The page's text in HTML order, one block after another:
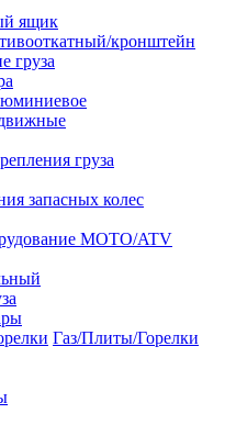
ящик
кронштейн
груза
груза
запасных колес
MOTO/ATV
Газ/Плиты/Горелки